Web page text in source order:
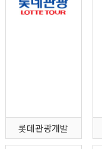
롯데관광개발